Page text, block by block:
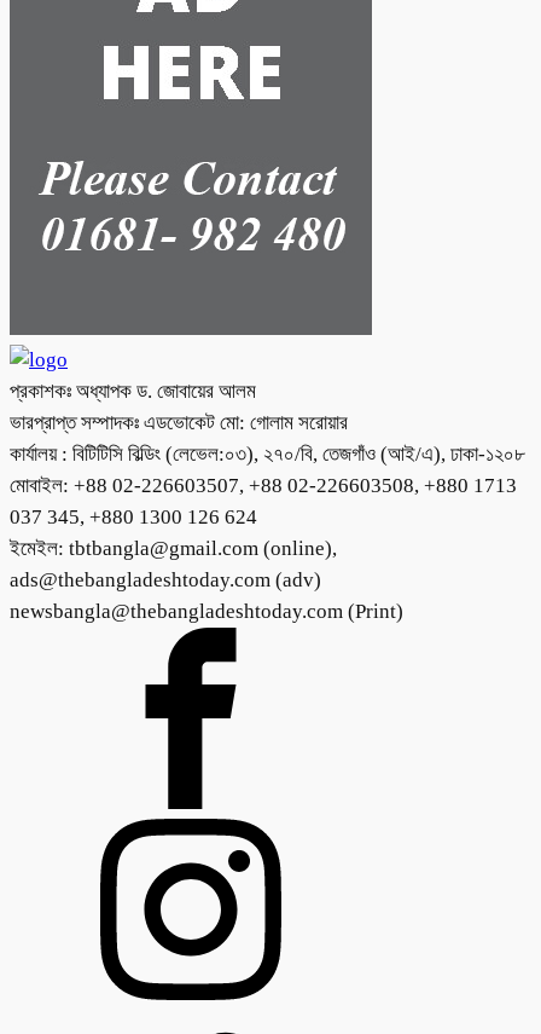
প্রকাশকঃ অধ্যাপক ড. জোবায়ের আলম
ভারপ্রাপ্ত সম্পাদকঃ এডভোকেট মো: গোলাম সরোয়ার
কার্যালয় : বিটিটিসি বিল্ডিং (লেভেল:০৩), ২৭০/বি, তেজগাঁও (আই/এ), ঢাকা-১২০৮
মোবাইল: +88 02-226603507, +88 02-226603508, +880 1713
037 345, +880 1300 126 624
ইমেইল: tbtbangla@gmail.com (online),
ads@thebangladeshtoday.com (adv)
newsbangla@thebangladeshtoday.com (Print)